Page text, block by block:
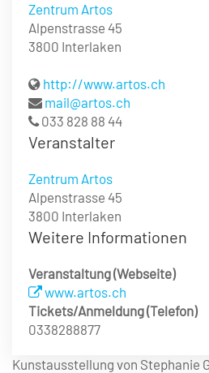
Zentrum Artos
Alpenstrasse 45
3800 Interlaken
http://www.artos.ch
mail@artos.ch
033 828 88 44
Veranstalter
Zentrum Artos
Alpenstrasse 45
3800 Interlaken
Weitere Informationen
Veranstaltung (Webseite)
www.artos.ch
Tickets/Anmeldung (Telefon)
0338288877
Kunstausstellung von Stephanie